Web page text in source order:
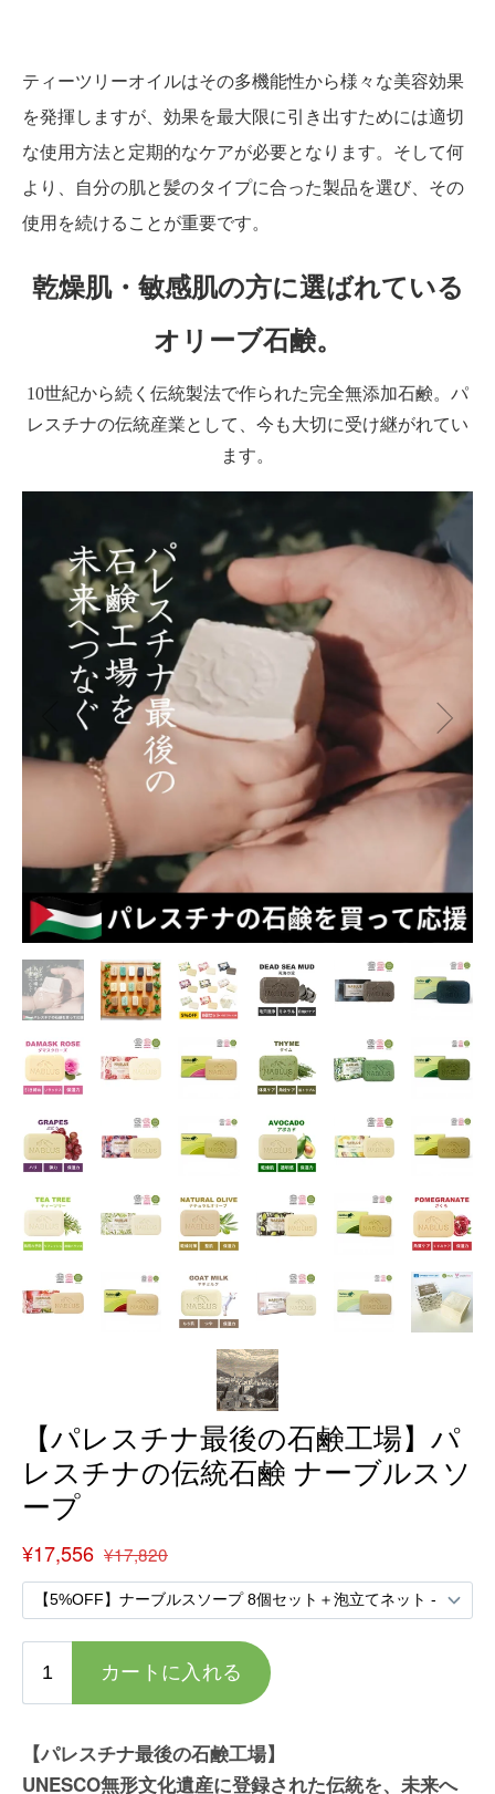
ティーツリーオイルはその多機能性から様々な美容効果
を発揮しますが、効果を最大限に引き出すためには適切
な使用方法と定期的なケアが必要となります。そして何
より、自分の肌と髪のタイプに合った製品を選び、その
使用を続けることが重要です。
乾燥肌・敏感肌の方に選ばれている
オリーブ石鹸。
10世紀から続く伝統製法で作られた完全無添加石鹸。パ
レスチナの伝統産業として、今も大切に受け継がれてい
ます。